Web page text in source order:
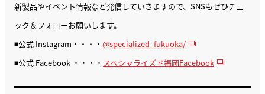
新製品やイベント情報など発信していきますので、SNSもぜひチェ
ック＆フォローお願いします。
◾️公式 Instagram・・・・ @specialized_fukuoka/
◾️公式 Facebook ・・・・ スペシャライズド福岡Facebook